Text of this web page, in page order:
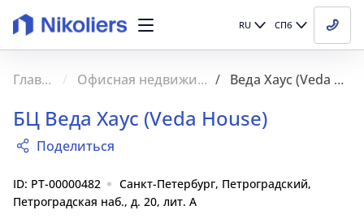
RU СПб
Главная Офисная недвижимость Веда Хаус (Veda House)
БЦ Веда Хаус (Veda House)
Поделиться
ID: PT-00000482
Санкт-Петербург, Петроградский,
Петроградская наб., д. 20, лит. А